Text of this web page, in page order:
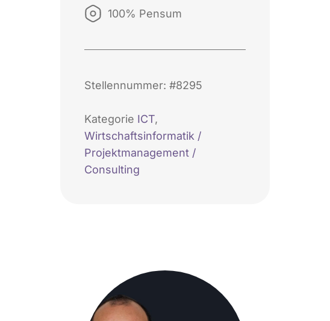
100% Pensum
Stellennummer: #8295
Kategorie ICT,
Wirtschaftsinformatik /
Projektmanagement /
Consulting